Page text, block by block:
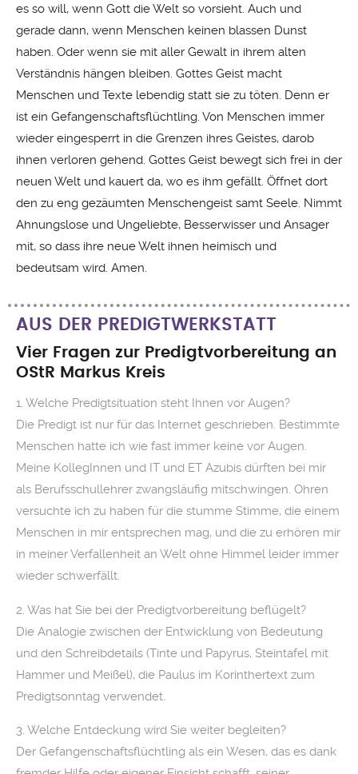
es so will, wenn Gott die Welt so vorsieht. Auch und
gerade dann, wenn Menschen keinen blassen Dunst
haben. Oder wenn sie mit aller Gewalt in ihrem alten
Verständnis hängen bleiben. Gottes Geist macht
Menschen und Texte lebendig statt sie zu töten. Denn er
ist ein Gefangenschaftsflüchtling. Von Menschen immer
wieder eingesperrt in die Grenzen ihres Geistes, darob
ihnen verloren gehend. Gottes Geist bewegt sich frei in der
neuen Welt und kauert da, wo es ihm gefällt. Öffnet dort
den zu eng gezäumten Menschengeist samt Seele. Nimmt
Ahnungslose und Ungeliebte, Besserwisser und Ansager
mit, so dass ihre neue Welt ihnen heimisch und
bedeutsam wird. Amen.
AUS DER PREDIGTWERKSTATT
Vier Fragen zur Predigtvorbereitung an
OStR Markus Kreis
1. Welche Predigtsituation steht Ihnen vor Augen?
Die Predigt ist nur für das Internet geschrieben. Bestimmte
Menschen hatte ich wie fast immer keine vor Augen.
Meine KollegInnen und IT und ET Azubis dürften bei mir
als Berufsschullehrer zwangsläufig mitschwingen. Ohren
versuchte ich zu haben für die stumme Stimme, die einem
Menschen in mir entsprechen mag, und die zu erhören mir
in meiner Verfallenheit an Welt ohne Himmel leider immer
wieder schwerfällt.
2. Was hat Sie bei der Predigtvorbereitung beflügelt?
Die Analogie zwischen der Entwicklung von Bedeutung
und den Schreibdetails (Tinte und Papyrus, Steintafel mit
Hammer und Meißel), die Paulus im Korinthertext zum
Predigtsonntag verwendet.
3. Welche Entdeckung wird Sie weiter begleiten?
Der Gefangenschaftsflüchtling als ein Wesen, das es dank